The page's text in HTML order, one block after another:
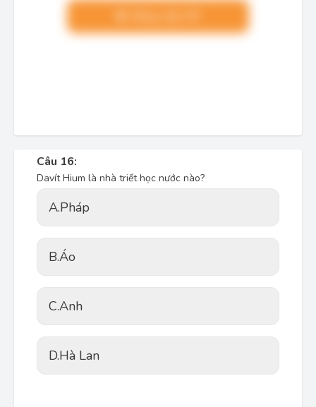
Câu 16:
Davít Hium là nhà triết học nước nào?
A.Pháp
B.Áo
C.Anh
D.Hà Lan